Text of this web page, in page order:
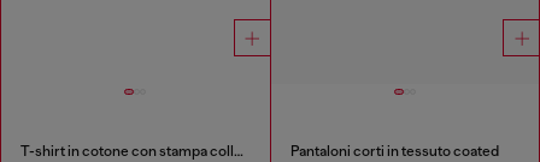
T-shirt in cotone con stampa collana Pantaloni corti in tessuto coated